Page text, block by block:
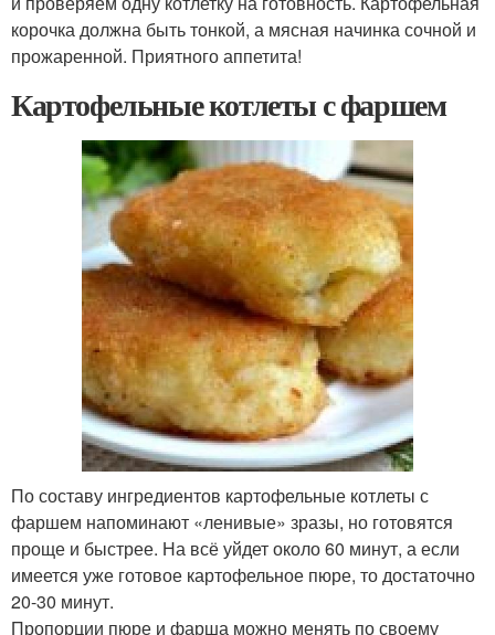
корочка должна быть тонкой, а мясная начинка сочной и
прожаренной. Приятного аппетита!
Картофельные котлеты с фаршем
По составу ингредиентов картофельные котлеты с
фаршем напоминают «ленивые» зразы, но готовятся
проще и быстрее. На всё уйдет около 60 минут, а если
имеется уже готовое картофельное пюре, то достаточно
20-30 минут.
Пропорции пюре и фарша можно менять по своему